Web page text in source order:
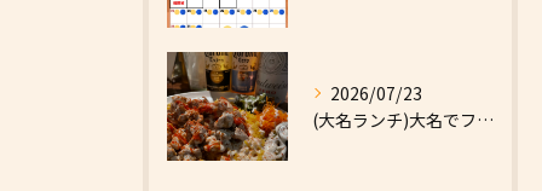
2026/07/23
(大名ランチ)大名でファーストフードなら|High Five...